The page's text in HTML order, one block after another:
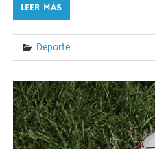
LEER MÁS
Deporte